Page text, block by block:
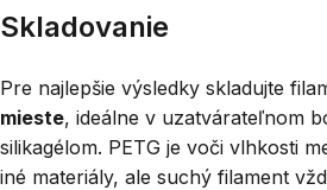
Skladovanie
Pre najlepšie výsledky skladujte
mieste, ideálne v uzatvárateľnom
silikagélom. PETG je voči vlhkosti
iné materiály, ale suchý filament